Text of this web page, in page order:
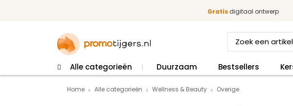
Gratisdigitaal ontwerp
Alle categorieën Duurzaam Bestsellers
Home Alle categorieën Wellness & Beauty Overige